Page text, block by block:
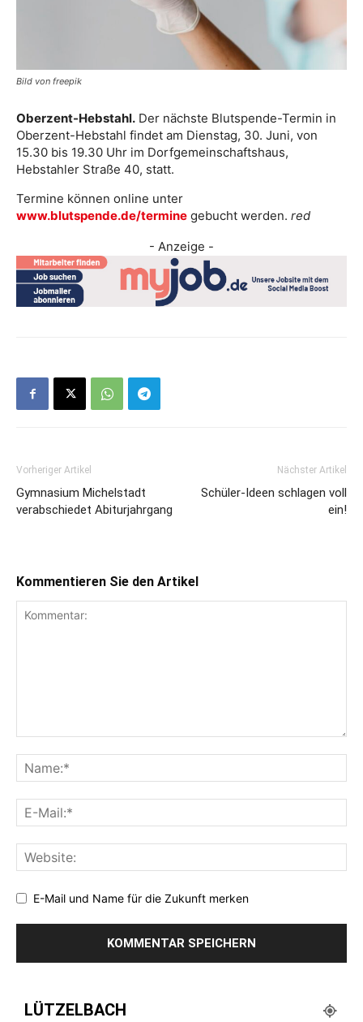
Bild von freepik
Oberzent-Hebstahl. Der nächste Blutspende-Termin in
Oberzent-Hebstahl findet am Dienstag, 30. Juni, von
15.30 bis 19.30 Uhr im Dorfgemeinschaftshaus,
Hebstahler Straße 40, statt.
Termine können online unter
www.blutspende.de/termine gebucht werden. red
- Anzeige -
Vorheriger Artikel
Gymnasium Michelstadt
verabschiedet Abiturjahrgang
Nächster Artikel
Schüler-Ideen schlagen voll
ein!
Kommentieren Sie den Artikel
E-Mail und Name für die Zukunft merken
LÜTZELBACH